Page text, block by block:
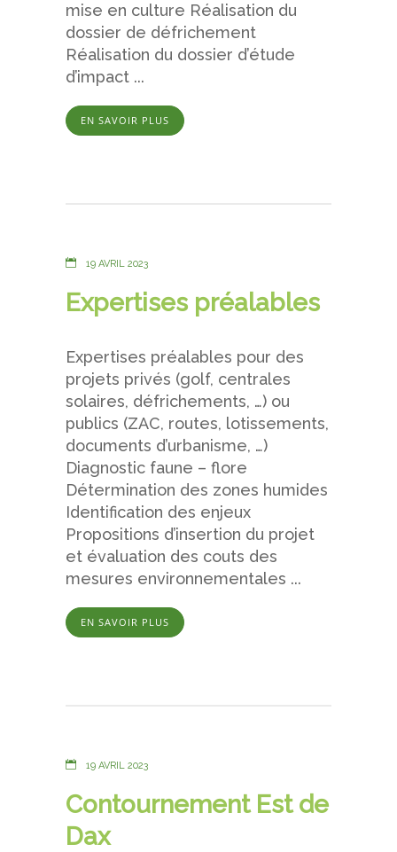
mise en culture Réalisation du
dossier de défrichement
Réalisation du dossier d’étude
d’impact ...
EN SAVOIR PLUS
19 AVRIL 2023
Expertises préalables
Expertises préalables pour des
projets privés (golf, centrales
solaires, défrichements, …) ou
publics (ZAC, routes, lotissements,
documents d’urbanisme, …)
Diagnostic faune – flore
Détermination des zones humides
Identification des enjeux
Propositions d’insertion du projet
et évaluation des couts des
mesures environnementales ...
EN SAVOIR PLUS
19 AVRIL 2023
Contournement Est de
Dax